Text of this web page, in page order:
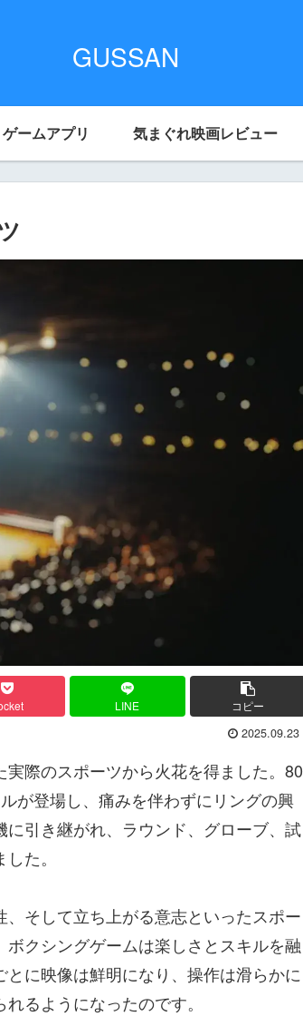
GUSSAN
ゲームアプリ 気まぐれ映画レビュー
LINE コピー
2025.09.23
際のスポーツから火花を得ました。80
が登場し、痛みを伴わずにリングの興
引き継がれ、ラウンド、グローブ、試
た。
そして立ち上がる意志といったスポー
クシングゲームは楽しさとスキルを融
に映像は鮮明になり、操作は滑らかに
るようになったのです。